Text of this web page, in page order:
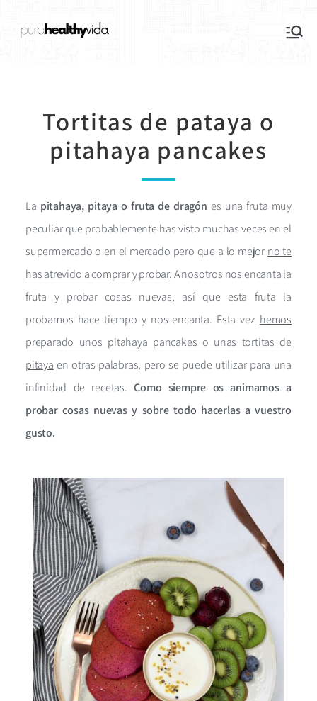
Tortitas de pataya o
pitahaya pancakes
La pitahaya, pitaya o fruta de dragón es una fruta muy
peculiar que probablemente has visto muchas veces en el
supermercado o en el mercado pero que a lo mejor no te
has atrevido a comprar y probar. A nosotros nos encanta la
fruta y probar cosas nuevas, así que esta fruta la
probamos hace tiempo y nos encanta. Esta vez hemos
preparado unos pitahaya pancakes o unas tortitas de
pitaya en otras palabras, pero se puede utilizar para una
infinidad de recetas.Como siempre os animamos a
probar cosas nuevas y sobre todo hacerlas a vuestro
gusto.